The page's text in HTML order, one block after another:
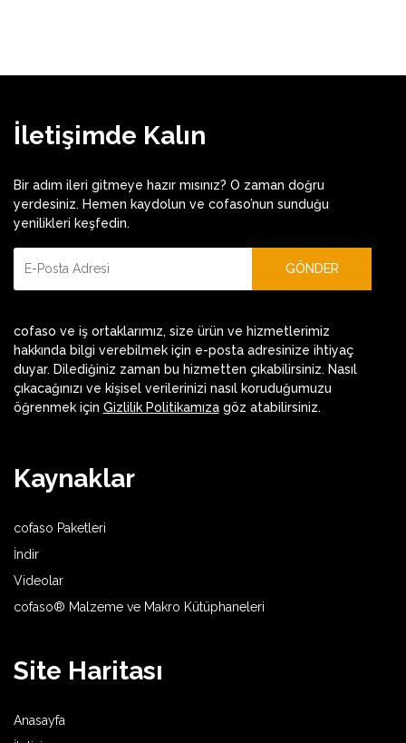
İletişimde Kalın
Bir adım ileri gitmeye hazır mısınız? O zaman doğru
yerdesiniz. Hemen kaydolun ve cofaso’nun sunduğu
yenilikleri keşfedin.
GÖNDER
cofaso ve iş ortaklarımız, size ürün ve hizmetlerimiz
hakkında bilgi verebilmek için e-posta adresinize ihtiyaç
duyar. Dilediğiniz zaman bu hizmetten çıkabilirsiniz. Nasıl
çıkacağınızı ve kişisel verilerinizi nasıl koruduğumuzu
öğrenmek için Gizlilik Politikamızagöz atabilirsiniz.
Kaynaklar
cofaso Paketleri
İndir
Videolar
cofaso® Malzeme ve Makro Kütüphaneleri
Site Haritası
Anasayfa